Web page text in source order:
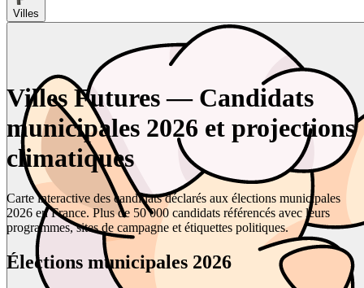
Villes
Villes Futures — Candidats
municipales 2026 et projections
climatiques
Carte interactive des candidats déclarés aux élections municipales
2026 en France. Plus de 50 000 candidats référencés avec leurs
programmes, sites de campagne et étiquettes politiques.
Élections municipales 2026